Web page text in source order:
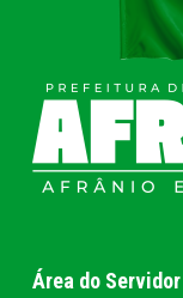
Área do Servidor